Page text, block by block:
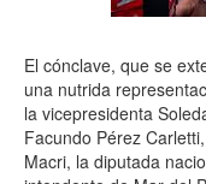
El cónclave, que se
una nutrida
la vicepresidenta
Facundo Pérez
Macri, la diputada